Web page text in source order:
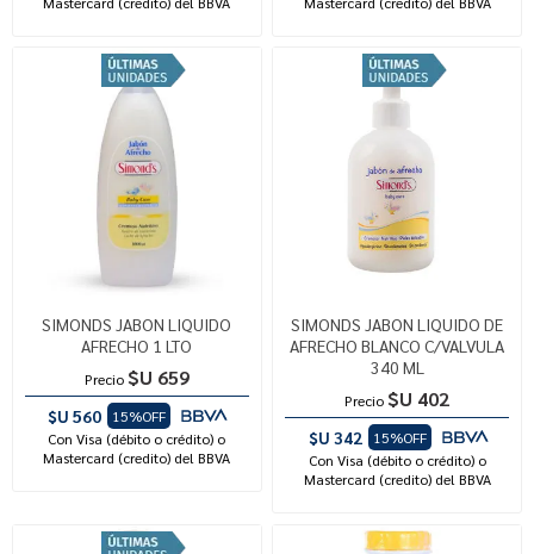
SIMONDS JABON LIQUIDO
AFRECHO 1 LTO
Precio $U 659
$U 560
15%OFF
Con Visa (débito o crédito) o
Mastercard (credito) del BBVA
SIMONDS JABON LIQUIDO DE
AFRECHO BLANCO C/VALVULA
340 ML
Precio $U 402
$U 342
15%OFF
Con Visa (débito o crédito) o
Mastercard (credito) del BBVA